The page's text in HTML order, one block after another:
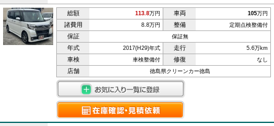
総額 113.8万円 車両 105万円
諸費用 8.8万円 整備 定期点検整備付
保証 保証無
年式 2017(H29)年式 走行 5.6万km
車検 車検整備付 修復 なし
店舗 徳島県クリーンカー徳島